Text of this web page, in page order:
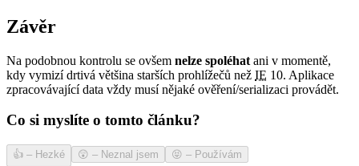
Závěr
Na podobnou kontrolu se ovšem nelze spoléhat ani v momentě,
kdy vymizí drtivá většina starších prohlížečů než IE 10. Aplikace
zpracovávající data vždy musí nějaké ověření/serializaci provádět.
Co si myslíte o tomto článku?
👍 – Hezké 😲 – Neznal jsem 😝 – Používám